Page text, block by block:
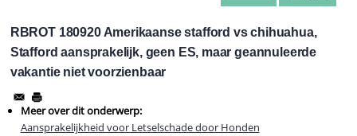
RBROT 180920 Amerikaanse stafford vs chihuahua,
Stafford aansprakelijk, geen ES, maar geannuleerde
vakantie niet voorzienbaar
Meer over dit onderwerp:
Aansprakelijkheid voor Letselschade door Honden